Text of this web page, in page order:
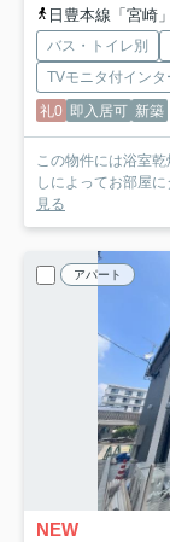
日豊本線「宮崎
バス・トイレ別
TVモニタ付インタ
礼0 即入居可 新築
この物件には浴室
しによってお部屋
見る
アパート
NEW